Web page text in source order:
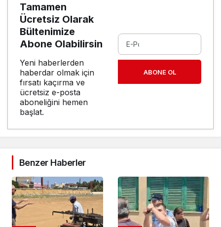
Tamamen
Ücretsiz Olarak
Bültenimize
Abone Olabilirsin
Yeni haberlerden
haberdar olmak için
fırsatı kaçırma ve
ücretsiz e-posta
aboneliğini hemen
başlat.
ABONE OL
Benzer Haberler